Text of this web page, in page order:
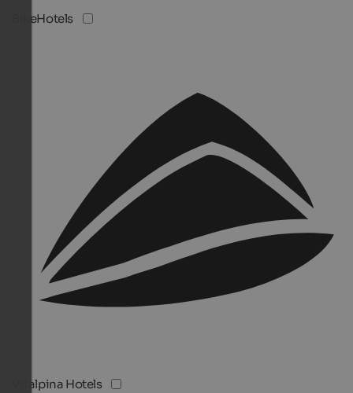
BikeHotels
Vitalpina Hotels